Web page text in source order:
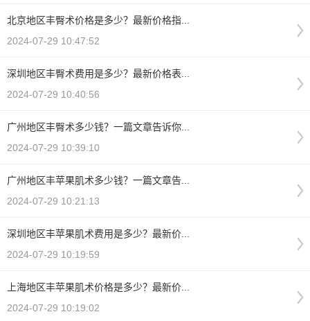
北京地区丰臀术价格是多少？最新价格指...
2024-07-29 10:47:52
深圳地区丰臀术费用是多少？最新价格表...
2024-07-29 10:40:56
广州地区丰臀术多少钱？一篇文章告诉你...
2024-07-29 10:39:10
广州地区丰苹果肌术多少钱？一篇文章告...
2024-07-29 10:21:13
深圳地区丰苹果肌术费用是多少？最新价...
2024-07-29 10:19:59
上海地区丰苹果肌术价格是多少？最新价...
2024-07-29 10:19:02